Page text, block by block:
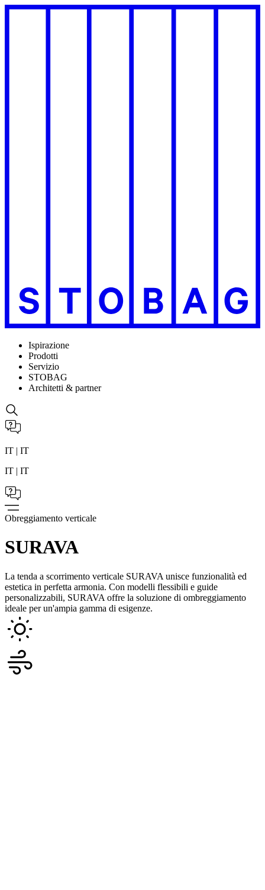
Ispirazione
Prodotti
Servizio
STOBAG
Architetti & partner
IT | IT
IT | IT
Obreggiamento verticale
SURAVA
La tenda a scorrimento verticale SURAVA unisce funzionalità ed
estetica in perfetta armonia. Con modelli flessibili e guide
personalizzabili, SURAVA offre la soluzione di ombreggiamento
ideale per un'ampia gamma di esigenze.